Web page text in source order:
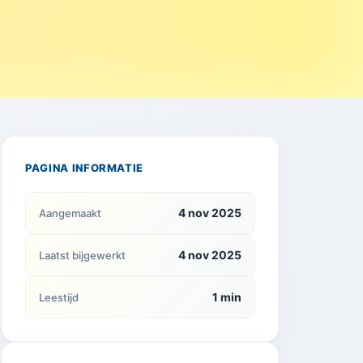
PAGINA INFORMATIE
Aangemaakt 4 nov 2025
Laatst bijgewerkt 4 nov 2025
Leestijd 1 min